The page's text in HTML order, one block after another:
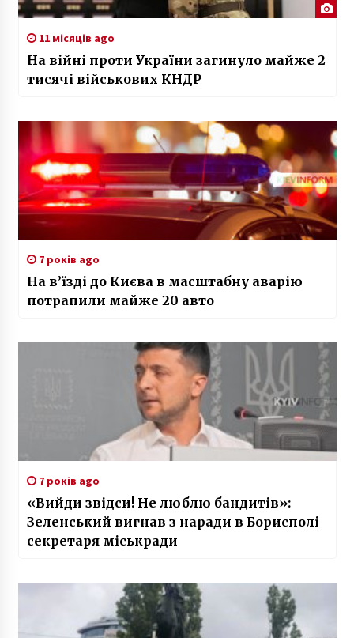
11 місяців ago
На війні проти України загинуло майже 2
тисячі військових КНДР
7 років ago
На в’їзді до Києва в масштабну аварію
потрапили майже 20 авто
7 років ago
«Вийди звідси! Не люблю бандитів»:
Зеленський вигнав з наради в Борисполі
секретаря міськради